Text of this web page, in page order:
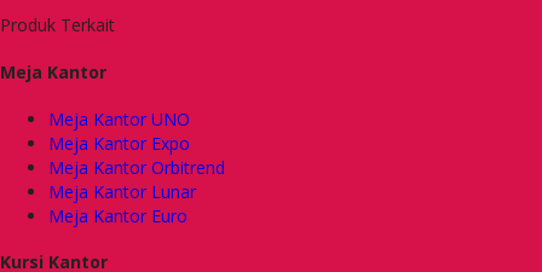
Produk Terkait
Meja Kantor
Meja Kantor UNO
Meja Kantor Expo
Meja Kantor Orbitrend
Meja Kantor Lunar
Meja Kantor Euro
Kursi Kantor